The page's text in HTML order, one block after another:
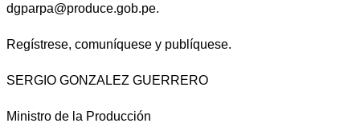
dgparpa@produce.gob.pe.
Regístrese, comuníquese y publíquese.
SERGIO GONZALEZ GUERRERO
Ministro de la Producción